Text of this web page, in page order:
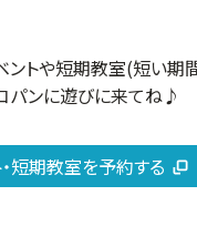
ントや短期教室(短い期
パンに遊びに来てね♪
短期教室を予約する